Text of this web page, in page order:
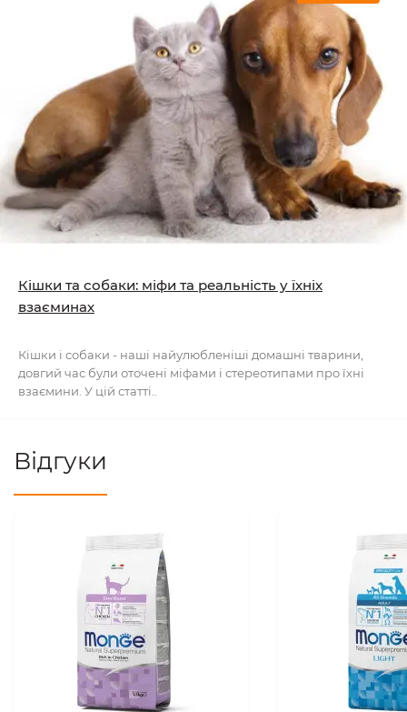
Кішки та собаки: міфи та реальність у їхніх
взаєминах
Кішки і собаки - наші найулюбленіші домашні тварини,
довгий час були оточені міфами і стереотипами про їхні
взаємини. У цій статті..
Відгуки